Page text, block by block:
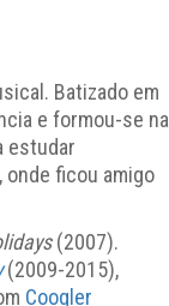
Batizado em
e formou-se na
estudar
onde ficou amigo
(2007).
(2009-2015),
Coogler